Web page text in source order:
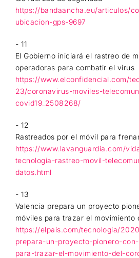
https://bandaancha.eu/articulos/
ubicacion-gps-9697
- 11
El Gobierno iniciará el rastreo de
operadoras para combatir el virus
https://www.elconfidencial.com/
23/coronavirus-moviles-
covid19_2508268/
- 12
Rastreados por el móvil para
https://www.lavanguardia.com/
tecnologia-rastreo-movil-
datos.html
- 13
Valencia prepara un proyecto
móviles para trazar el movimiento
https://elpais.com/tecnologia/
prepara-un-proyecto-pionero-
para-trazar-el-movimiento-del-